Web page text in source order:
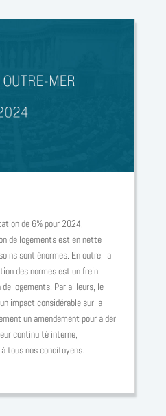
de 6% pour 2024,
de logements est en nette
sont énormes. En outre, la
des normes est un frein
logements. Par ailleurs, le
impact considérable sur la
un amendement pour aider
continuité interne,
tous nos concitoyens.